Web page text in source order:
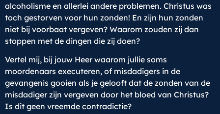
alcoholisme en allerlei andere problemen. Christus was
toch gestorven voor hun zonden! En zijn hun zonden
niet bij voorbaat vergeven? Waarom zouden zij dan
stoppen met de dingen die zij doen?
Vertel mij, bij jouw Heer waarom jullie soms
moordenaars executeren, of misdadigers in de
gevangenis gooien als je gelooft dat de zonden van de
misdadiger zijn vergeven door het bloed van Christus?
Is dit geen vreemde contradictie?